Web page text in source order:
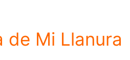
de Mi Llanura